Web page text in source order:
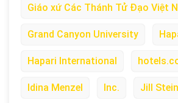
Giáo xứ Các Thánh Tử Đạo Việt
Grand Canyon University
Hapari International
Idina Menzel Inc. Jill Stein